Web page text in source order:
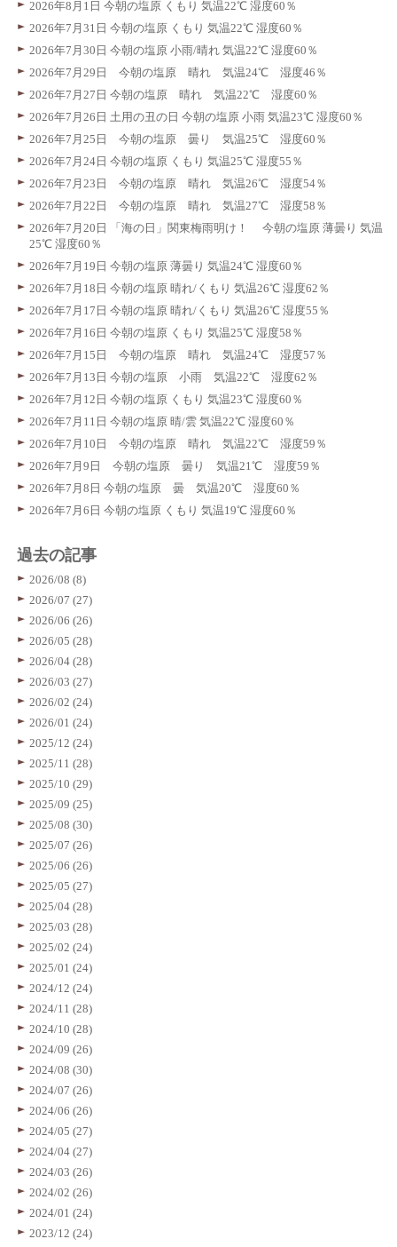
2026年8月1日 今朝の塩原 くもり 気温22℃ 湿度60％
2026年7月31日 今朝の塩原 くもり 気温22℃ 湿度60％
2026年7月30日 今朝の塩原 小雨/晴れ 気温22℃ 湿度60％
2026年7月29日 今朝の塩原 晴れ 気温24℃ 湿度46％
2026年7月27日 今朝の塩原 晴れ 気温22℃ 湿度60％
2026年7月26日 土用の丑の日 今朝の塩原 小雨 気温23℃ 湿度60％
2026年7月25日 今朝の塩原 曇り 気温25℃ 湿度60％
2026年7月24日 今朝の塩原 くもり 気温25℃ 湿度55％
2026年7月23日 今朝の塩原 晴れ 気温26℃ 湿度54％
2026年7月22日 今朝の塩原 晴れ 気温27℃ 湿度58％
2026年7月20日 「海の日」関東梅雨明け！ 今朝の塩原 薄曇り 気温
25℃ 湿度60％
2026年7月19日 今朝の塩原 薄曇り 気温24℃ 湿度60％
2026年7月18日 今朝の塩原 晴れ/くもり 気温26℃ 湿度62％
2026年7月17日 今朝の塩原 晴れ/くもり 気温26℃ 湿度55％
2026年7月16日 今朝の塩原 くもり 気温25℃ 湿度58％
2026年7月15日 今朝の塩原 晴れ 気温24℃ 湿度57％
2026年7月13日 今朝の塩原 小雨 気温22℃ 湿度62％
2026年7月12日 今朝の塩原 くもり 気温23℃ 湿度60％
2026年7月11日 今朝の塩原 晴/雲 気温22℃ 湿度60％
2026年7月10日 今朝の塩原 晴れ 気温22℃ 湿度59％
2026年7月9日 今朝の塩原 曇り 気温21℃ 湿度59％
2026年7月8日 今朝の塩原 曇 気温20℃ 湿度60％
2026年7月6日 今朝の塩原 くもり 気温19℃ 湿度60％
過去の記事
2026/08 (8)
2026/07 (27)
2026/06 (26)
2026/05 (28)
2026/04 (28)
2026/03 (27)
2026/02 (24)
2026/01 (24)
2025/12 (24)
2025/11 (28)
2025/10 (29)
2025/09 (25)
2025/08 (30)
2025/07 (26)
2025/06 (26)
2025/05 (27)
2025/04 (28)
2025/03 (28)
2025/02 (24)
2025/01 (24)
2024/12 (24)
2024/11 (28)
2024/10 (28)
2024/09 (26)
2024/08 (30)
2024/07 (26)
2024/06 (26)
2024/05 (27)
2024/04 (27)
2024/03 (26)
2024/02 (26)
2024/01 (24)
2023/12 (24)